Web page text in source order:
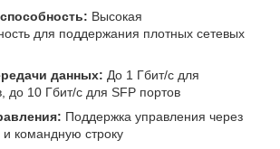
Высокая
для поддержания плотных сетевых
данных: До 1 Гбит/с для
до 10 Гбит/с для SFP портов
Поддержка управления через
командную строку